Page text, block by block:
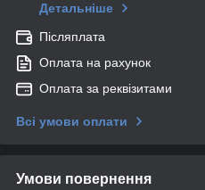
Детальніше
Післяплата
Оплата на рахунок
Оплата за реквізитами
Всі умови оплати
Умови повернення